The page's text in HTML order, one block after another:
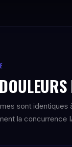
sont identiques
la concurrence